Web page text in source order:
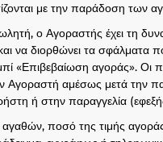
με την παράδοση των
ο Αγοραστής έχει τη
να διορθώνει τα
«Επιβεβαίωση αγοράς».
Αγοραστή αμέσως μετά την
ή στην παραγγελία
ποσό της τιμής